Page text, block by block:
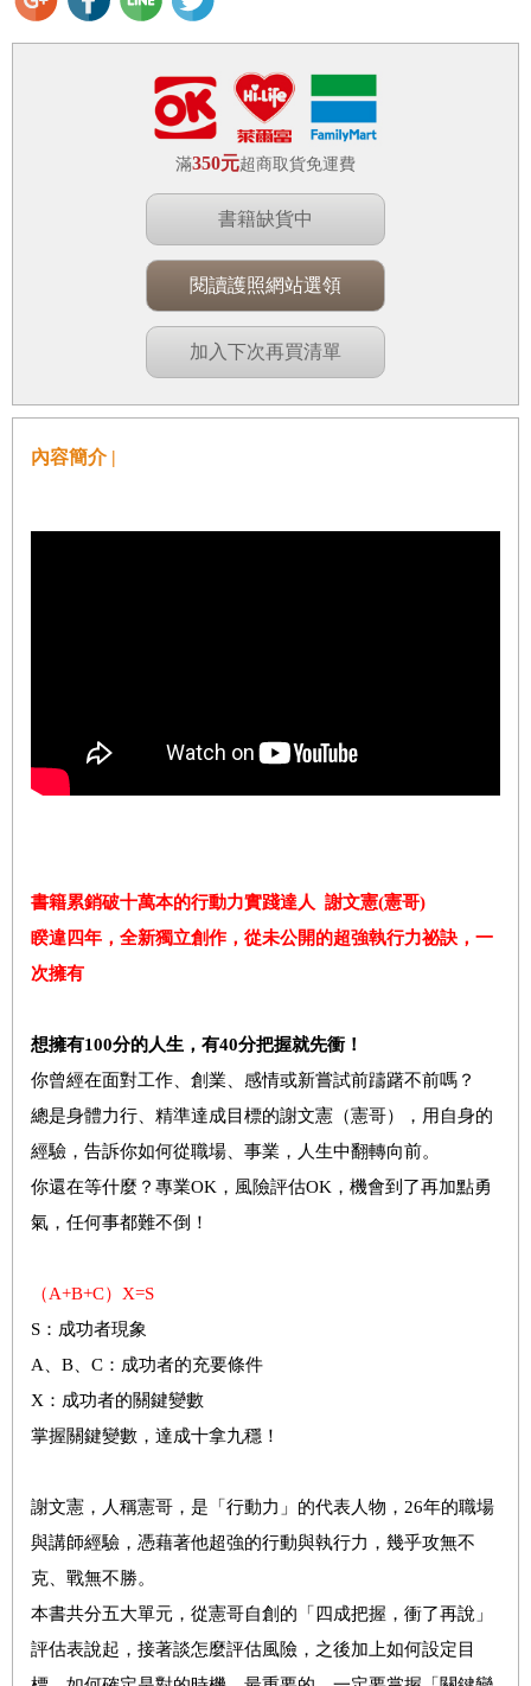
滿350元超商取貨免運費
書籍缺貨中
閱讀護照網站選領
加入下次再買清單
內容簡介 |
書籍累銷破十萬本的行動力實踐達人 謝文憲(憲哥)
睽違四年，全新獨立創作，從未公開的超強執行力祕訣，一
次擁有
想擁有100分的人生，有40分把握就先衝！
你曾經在面對工作、創業、感情或新嘗試前躊躇不前嗎？
總是身體力行、精準達成目標的謝文憲（憲哥），用自身的
經驗，告訴你如何從職場、事業，人生中翻轉向前。
你還在等什麼？專業OK，風險評估OK，機會到了再加點勇
氣，任何事都難不倒！
（A+B+C）X=S
S：成功者現象
A、B、C：成功者的充要條件
X：成功者的關鍵變數
掌握關鍵變數，達成十拿九穩！
謝文憲，人稱憲哥，是「行動力」的代表人物，26年的職場
與講師經驗，憑藉著他超強的行動與執行力，幾乎攻無不
克、戰無不勝。
本書共分五大單元，從憲哥自創的「四成把握，衝了再說」
評估表說起，接著談怎麼評估風險，之後加上如何設定目